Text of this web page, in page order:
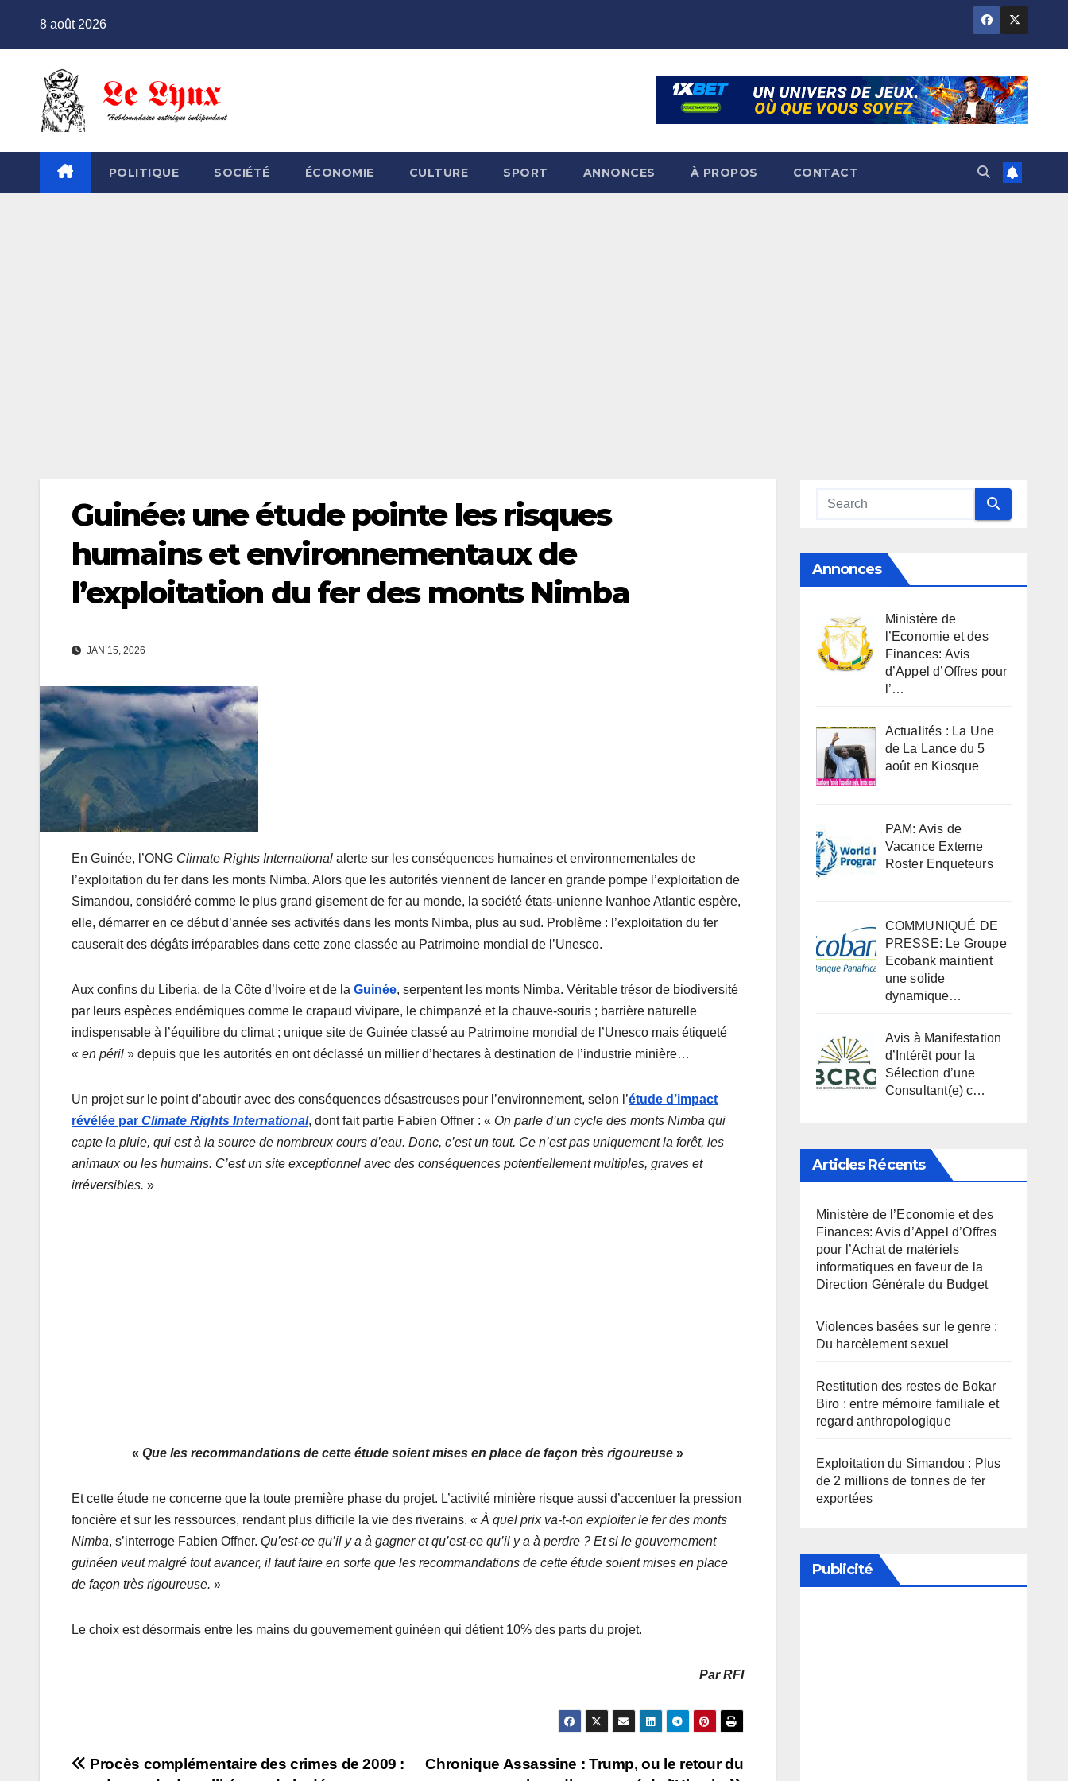
8 août 2026
POLITIQUE SOCIÉTÉ ÉCONOMIE CULTURE SPORT ANNONCES À PROPOS CONTACT
Guinée: une étude pointe les risques
humains et environnementaux de
l’exploitation du fer des monts Nimba
JAN 15, 2026
En Guinée, l’ONG Climate Rights International alerte sur les conséquences humaines et environnementales de
l’exploitation du fer dans les monts Nimba. Alors que les autorités viennent de lancer en grande pompe l’exploitation de
Simandou, considéré comme le plus grand gisement de fer au monde, la société états-unienne Ivanhoe Atlantic espère,
elle, démarrer en ce début d’année ses activités dans les monts Nimba, plus au sud. Problème : l’exploitation du fer
causerait des dégâts irréparables dans cette zone classée au Patrimoine mondial de l’Unesco.
Aux confins du Liberia, de la Côte d’Ivoire et de la Guinée, serpentent les monts Nimba. Véritable trésor de biodiversité
par leurs espèces endémiques comme le crapaud vivipare, le chimpanzé et la chauve-souris ; barrière naturelle
indispensable à l’équilibre du climat ; unique site de Guinée classé au Patrimoine mondial de l’Unesco mais étiqueté
« en péril » depuis que les autorités en ont déclassé un millier d’hectares à destination de l’industrie minière…
Un projet sur le point d’aboutir avec des conséquences désastreuses pour l’environnement, selon l’étude d’impact
révélée par Climate Rights International, dont fait partie Fabien Offner : « On parle d’un cycle des monts Nimba qui
capte la pluie, qui est à la source de nombreux cours d’eau. Donc, c’est un tout. Ce n’est pas uniquement la forêt, les
animaux ou les humains. C’est un site exceptionnel avec des conséquences potentiellement multiples, graves et
irréversibles. »
« Que les recommandations de cette étude soient mises en place de façon très rigoureuse»
Et cette étude ne concerne que la toute première phase du projet. L’activité minière risque aussi d’accentuer la pression
foncière et sur les ressources, rendant plus difficile la vie des riverains. « À quel prix va-t-on exploiter le fer des monts
Nimba, s’interroge Fabien Offner. Qu’est-ce qu’il y a à gagner et qu’est-ce qu’il y a à perdre ? Et si le gouvernement
guinéen veut malgré tout avancer, il faut faire en sorte que les recommandations de cette étude soient mises en place
de façon très rigoureuse. »
Le choix est désormais entre les mains du gouvernement guinéen qui détient 10% des parts du projet.
Par RFI
Navigation
Chronique Assassine : Trump, ou le retour du
Procès complémentaire des crimes de 2009 :
Annonces
Ministère de
l’Economie et des
Finances: Avis
d’Appel d’Offres pour
l’…
Actualités : La Une
de La Lance du 5
août en Kiosque
PAM: Avis de
Vacance Externe
Roster Enqueteurs
COMMUNIQUÉ DE
PRESSE: Le Groupe
Ecobank maintient
une solide
dynamique…
Avis à Manifestation
d’Intérêt pour la
Sélection d’une
Consultant(e) c…
Articles Récents
Ministère de l’Economie et des
Finances: Avis d’Appel d’Offres
pour l’Achat de matériels
informatiques en faveur de la
Direction Générale du Budget
Violences basées sur le genre :
Du harcèlement sexuel
Restitution des restes de Bokar
Biro : entre mémoire familiale et
regard anthropologique
Exploitation du Simandou : Plus
de 2 millions de tonnes de fer
exportées
Publicité